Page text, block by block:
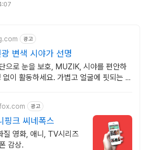
광고
변색 시야가 선명
으로 눈을 보호, MUZIK, 시야를 편안하
이 활동하세요. 가볍고 얼굴에 핏되는 선
광고
핑크 씨네폭스
질 영화, 애니, TV시리즈
감상.